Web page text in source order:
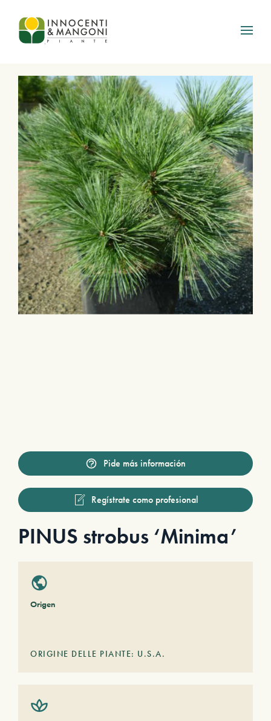
Skip to main content
Pide más información
Regístrate como profesional
PINUS strobus ‘Minima’
Origen
ORIGINE DELLE PIANTE: U.S.A.